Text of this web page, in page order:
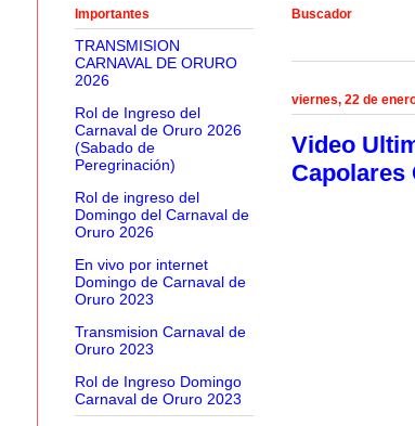
Buscador
viernes, 22 de
Video
Capolares
Importantes
TRANSMISION
CARNAVAL DE ORURO
2026
Rol de Ingreso del
Carnaval de Oruro 2026
(Sabado de
Peregrinación)
Rol de ingreso del
Domingo del Carnaval de
Oruro 2026
En vivo por internet
Domingo de Carnaval de
Oruro 2023
Transmision Carnaval de
Oruro 2023
Rol de Ingreso Domingo
Carnaval de Oruro 2023